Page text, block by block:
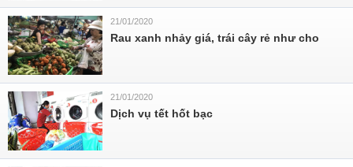
21/01/2020
Rau xanh nhảy giá, trái cây rẻ như cho
21/01/2020
Dịch vụ tết hốt bạc